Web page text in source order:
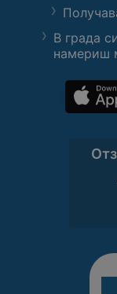
В града
намериш